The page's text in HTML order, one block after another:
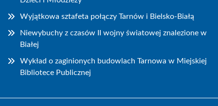
Wyjątkowa sztafeta połączy Tarnów i Bielsko-Białą
Niewybuchy z czasów II wojny światowej znalezione w
Białej
Wykład o zaginionych budowlach Tarnowa w Miejskiej
Bibliotece Publicznej